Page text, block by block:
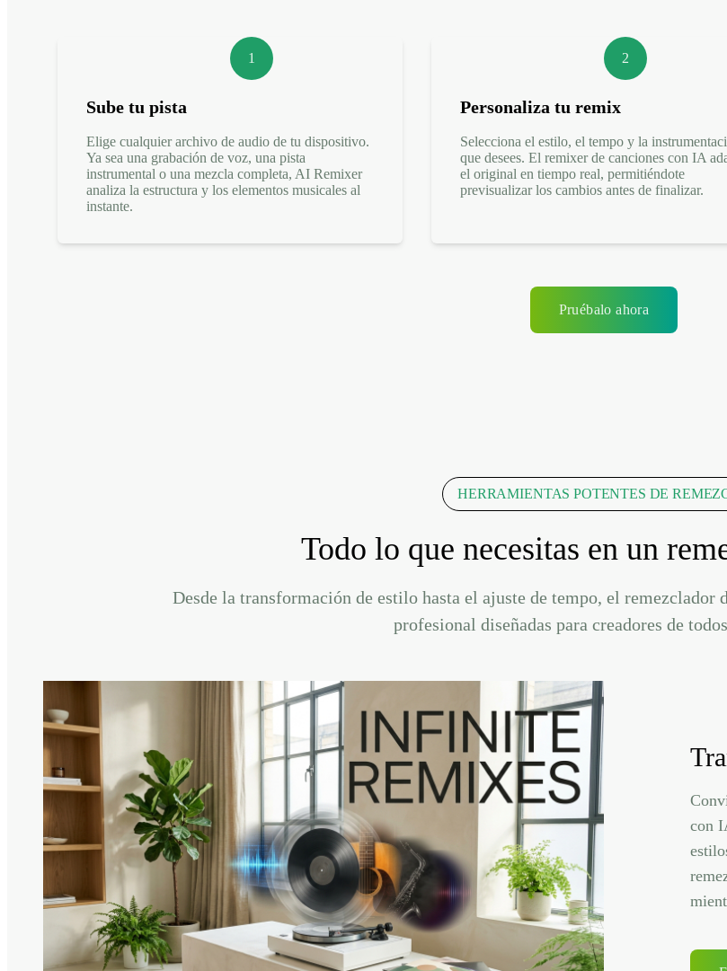
1
Sube tu pista
Elige cualquier archivo de audio de tu dispositivo.
Ya sea una grabación de voz, una pista
instrumental o una mezcla completa, AI Remixer
analiza la estructura y los elementos musicales al
instante.
2
Personaliza tu remix
Selecciona el estilo, el tempo y la
que desees. El remixer de canciones con IA
el original en tiempo real, permitiéndote
previsualizar los cambios antes de finalizar.
Pruébalo ahora
HERRAMIENTAS POTENTES DE
Todo lo que necesitas en un
Desde la transformación de estilo hasta el ajuste de tempo, el
profesional diseñadas para creadores de
con